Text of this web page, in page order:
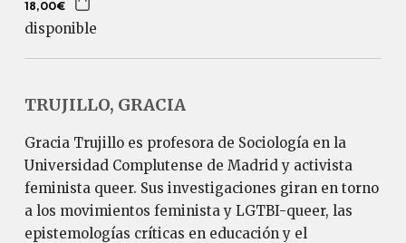
18,00€
disponible
TRUJILLO, GRACIA
Gracia Trujillo es profesora de Sociología en la
Universidad Complutense de Madrid y activista
feminista queer. Sus investigaciones giran en torno
a los movimientos feminista y LGTBI-queer, las
epistemologías críticas en educación y el